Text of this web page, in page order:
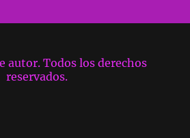
autor. Todos los derechos
reservados.